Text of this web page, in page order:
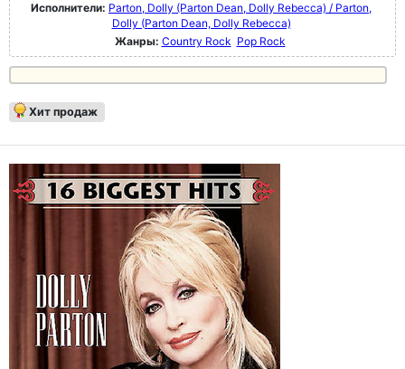
Исполнители: Parton, Dolly (Parton Dean, Dolly Rebecca) / Parton,
Dolly (Parton Dean, Dolly Rebecca)
Жанры: Country Rock Pop Rock
Хит продаж